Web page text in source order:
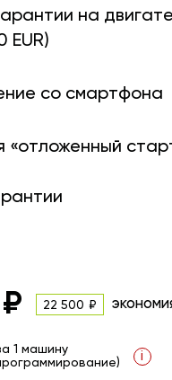
на
EUR)
со смартфона
«отложенный
22 500
1 машину
i